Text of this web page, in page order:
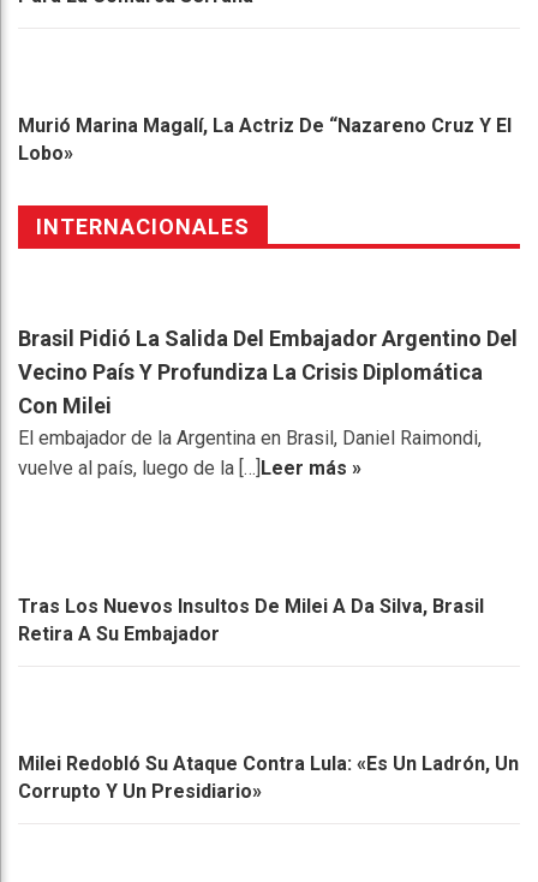
Murió Marina Magalí, La Actriz De “Nazareno Cruz Y El
Lobo»
INTERNACIONALES
Brasil Pidió La Salida Del Embajador Argentino Del
Vecino País Y Profundiza La Crisis Diplomática
Con Milei
El embajador de la Argentina en Brasil, Daniel Raimondi,
vuelve al país, luego de la […]Leer más »
Tras Los Nuevos Insultos De Milei A Da Silva, Brasil
Retira A Su Embajador
Milei Redobló Su Ataque Contra Lula: «Es Un Ladrón, Un
Corrupto Y Un Presidiario»